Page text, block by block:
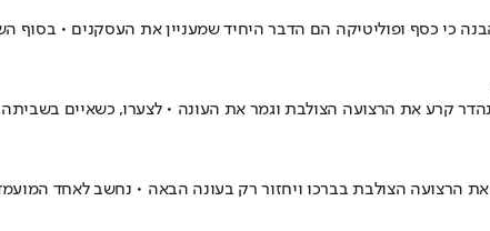
כי כסף ופוליטיקה הם הדבר היחיד שמעניין את העסקנים • בסוף
קרע את הרצועה הצולבת וגמר את העונה • לצערו, כשאיים
הרצועה הצולבת בברכו ויחזור רק בעונה הבאה • נחשב לאחד